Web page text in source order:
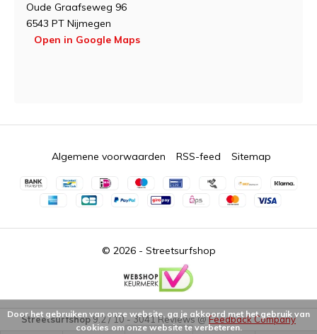
Oude Graafseweg 96
6543 PT Nijmegen
Open in Google Maps
© 2026 - Streetsurfshop
Algemene voorwaarden RSS-feed Sitemap
Streetsurfshop9.2/10-3041Reviews @Feedback Company
Door het gebruiken van onze website, ga je akkoord met het gebruik van
cookies om onze website te verbeteren.